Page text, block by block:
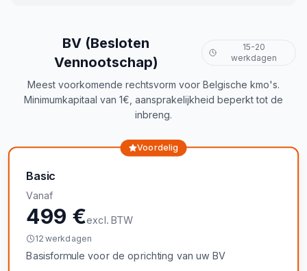
BV (Besloten
Vennootschap)
15-20
werkdagen
Meest voorkomende rechtsvorm voor Belgische kmo's.
Minimumkapitaal van 1€, aansprakelijkheid beperkt tot de
inbreng.
Voordelig
Basic
Vanaf
499 €excl. BTW
12 werkdagen
Basisformule voor de oprichting van uw BV